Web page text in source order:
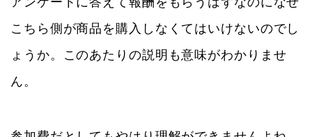
こちら側が商品を購入しなくてはいけないのでし
ょうか。このあたりの説明も意味がわかりませ
ん。